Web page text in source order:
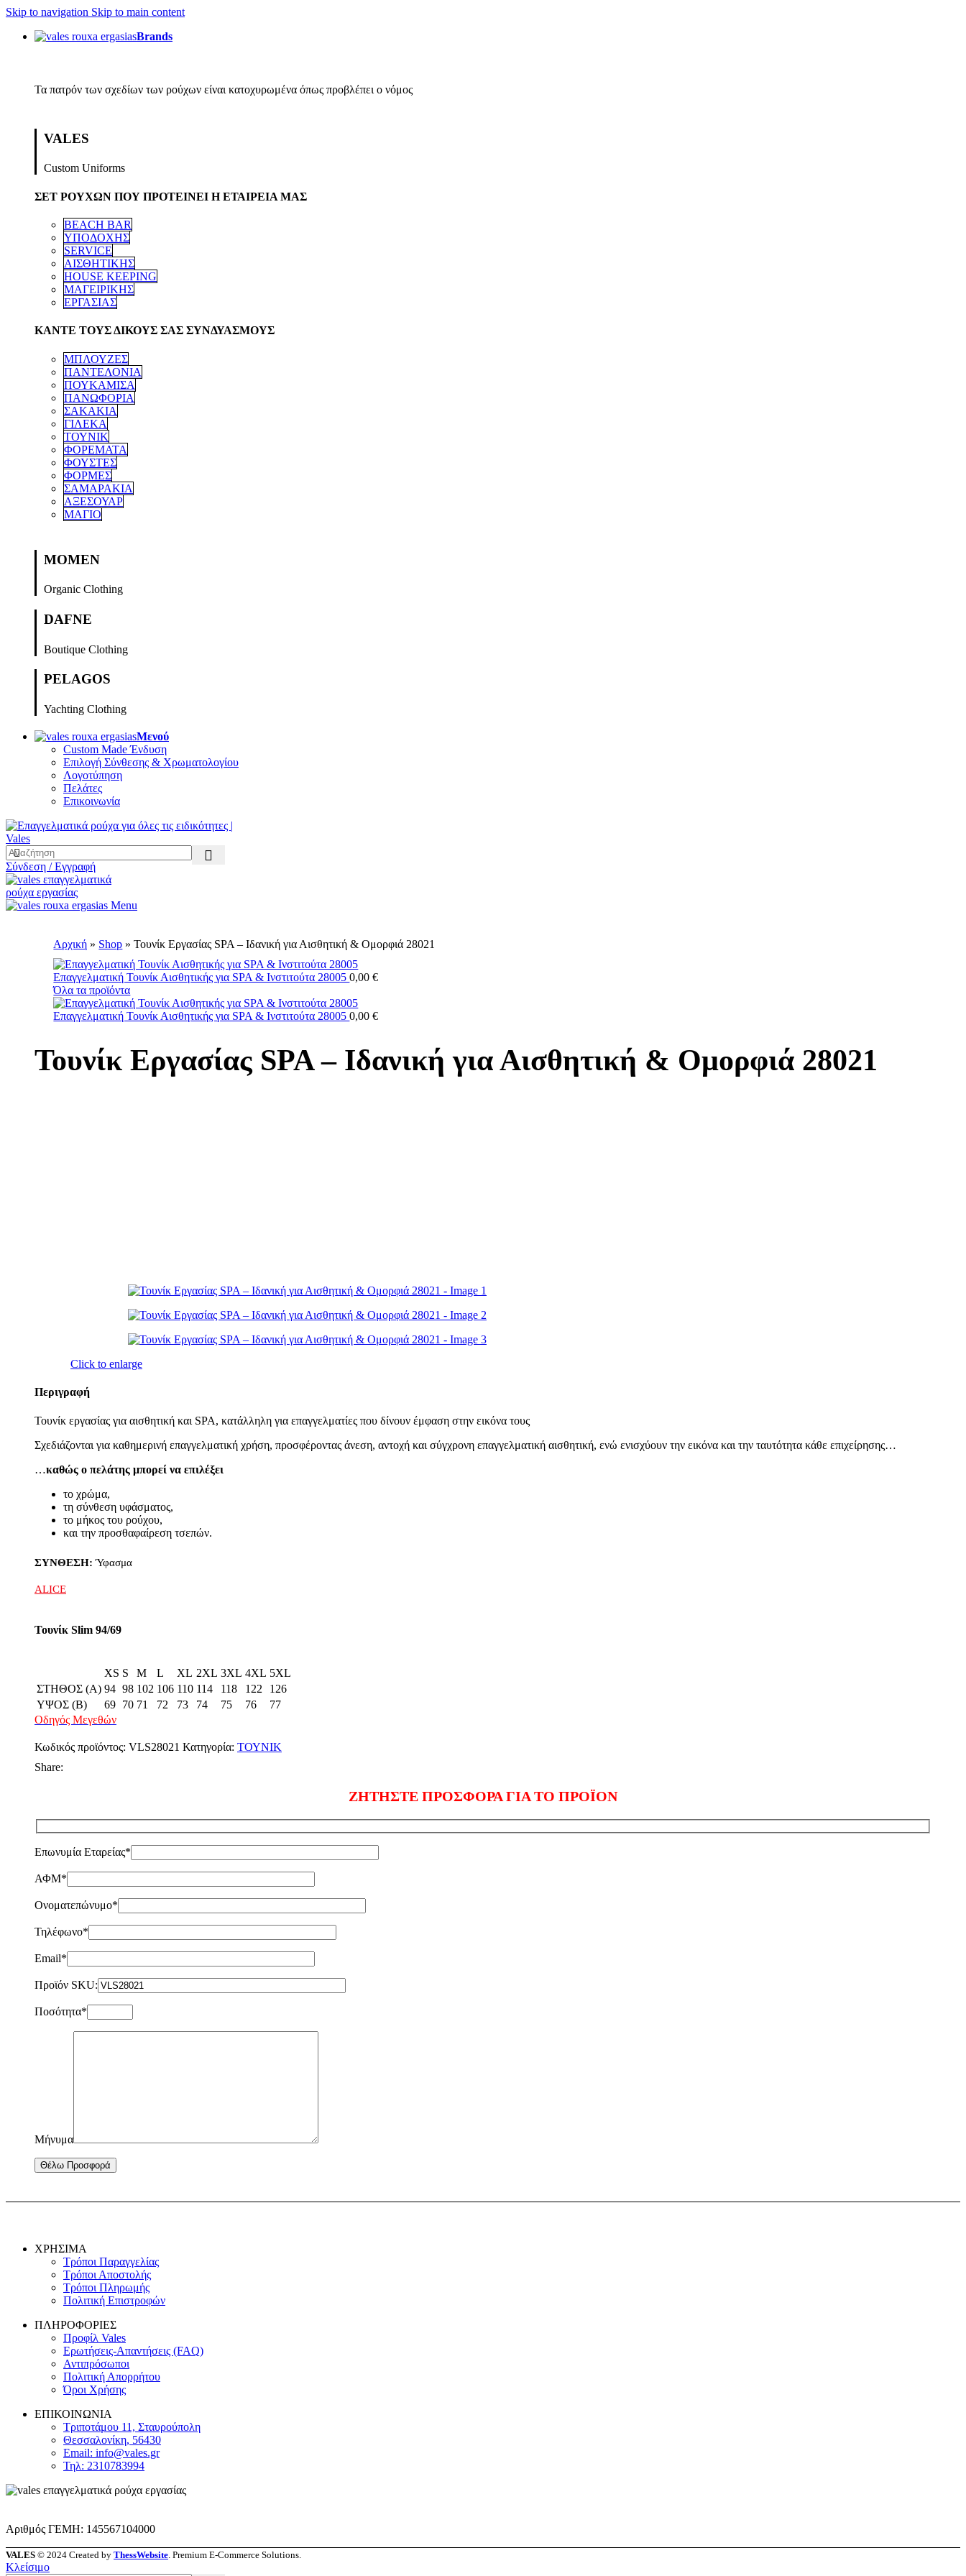
Skip to navigation Skip to main content
Brands
Τα πατρόν των σχεδίων των ρούχων είναι κατοχυρωμένα όπως προβλέπει ο νόμος
VALES
Custom Uniforms
ΣΕΤ ΡΟΥΧΩΝ ΠΟΥ ΠΡΟΤΕΙΝΕΙ Η ΕΤΑΙΡΕΙΑ ΜΑΣ
BEACH BAR
ΥΠΟΔΟΧΗΣ
SERVICE
ΑΙΣΘΗΤΙΚΗΣ
HOUSE KEEPING
ΜΑΓΕΙΡΙΚΗΣ
ΕΡΓΑΣΙΑΣ
ΚΑΝΤΕ ΤΟΥΣ ΔΙΚΟΥΣ ΣΑΣ ΣΥΝΔΥΑΣΜΟΥΣ
ΜΠΛΟΥΖΕΣ
ΠΑΝΤΕΛΟΝΙΑ
ΠΟΥΚΑΜΙΣΑ
ΠΑΝΩΦΟΡΙΑ
ΣΑΚΑΚΙΑ
ΓΙΛΕΚΑ
ΤΟΥΝΙΚ
ΦΟΡΕΜΑΤΑ
ΦΟΥΣΤΕΣ
ΦΟΡΜΕΣ
ΣΑΜΑΡΑΚΙΑ
ΑΞΕΣΟΥΑΡ
ΜΑΓΙΟ
MOMEN
Organic Clothing
DAFNE
Boutique Clothing
PELAGOS
Yachting Clothing
Μενού
Custom Made Ένδυση
Επιλογή Σύνθεσης & Χρωματολογίου
Λογοτύπηση
Πελάτες
Επικοινωνία
Σύνδεση / Εγγραφή
Menu
Αρχική » Shop »Τουνίκ Εργασίας SPA – Ιδανική για Αισθητική & Ομορφιά 28021
Επαγγελματική Τουνίκ Αισθητικής για SPA & Ινστιτούτα 280050,00€
Όλα τα προϊόντα
Επαγγελματική Τουνίκ Αισθητικής για SPA & Ινστιτούτα 280050,00€
Τουνίκ Εργασίας SPA – Ιδανική για Αισθητική & Ομορφιά 28021
Click to enlarge
Περιγραφή
Τουνίκ εργασίας για αισθητική και SPA, κατάλληλη για επαγγελματίες που δίνουν έμφαση στην εικόνα τους
Σχεδιάζονται για καθημερινή επαγγελματική χρήση, προσφέροντας άνεση, αντοχή και σύγχρονη επαγγελματική αισθητική, ενώ ενισχύουν την εικόνα και την ταυτότητα κάθε επιχείρησης…
…καθώς ο πελάτης μπορεί να επιλέξει
το χρώμα,
τη σύνθεση υφάσματος,
το μήκος του ρούχου,
και την προσθαφαίρεση τσεπών.
ΣΥΝΘΕΣΗ: Ύφασμα
ALICE
Τουνίκ Slim 94/69
XS S M L XL 2XL 3XL 4XL 5XL
ΣΤΗΘΟΣ (Α) 94 98 102 106 110 114 118 122
126
ΥΨΟΣ (Β)
69 70 71 72 73 74 75 76
77
Οδηγός Μεγεθών
Κωδικός προϊόντος: VLS28021 Κατηγορία: ΤΟΥΝΙΚ
Share:
ΖΗΤΗΣΤΕ ΠΡΟΣΦΟΡΑ ΓΙΑ ΤΟ ΠΡΟΪΟΝ
Επωνυμία Εταρείας*
ΑΦΜ*
Ονοματεπώνυμο*
Τηλέφωνο*
Email*
Προϊόν SKU:
Ποσότητα*
Μήνυμα
ΧΡΗΣΙΜΑ
Τρόποι Παραγγελίας
Τρόποι Αποστολής
Τρόποι Πληρωμής
Πολιτική Επιστροφών
ΠΛΗΡΟΦΟΡΙΕΣ
Προφίλ Vales
Ερωτήσεις-Απαντήσεις (FAQ)
Αντιπρόσωποι
Πολιτική Απορρήτου
Όροι Χρήσης
ΕΠΙΚΟΙΝΩΝΙΑ
Τριποτάμου 11, Σταυρούπολη
Θεσσαλονίκη, 56430
Email: info@vales.gr
Τηλ: 2310783994
Αριθμός ΓΕΜΗ: 145567104000
VALES © 2024 Created by ThessWebsite . Premium E-Commerce Solutions.
Κλείσιμο